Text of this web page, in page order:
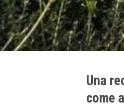
Una
come